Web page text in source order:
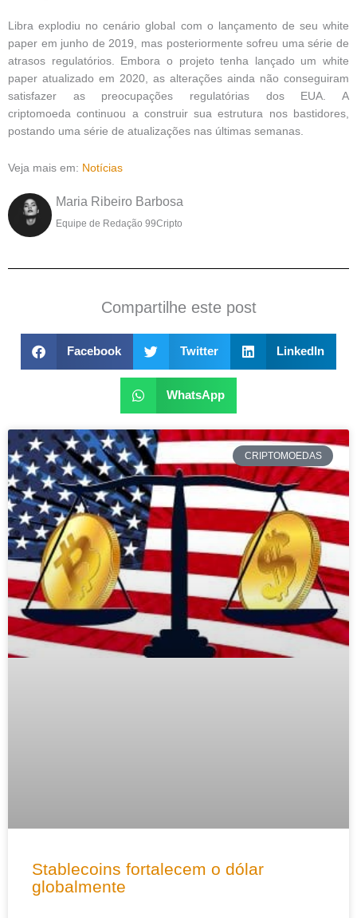
Libra explodiu no cenário global com o lançamento de seu white
paper em junho de 2019, mas posteriormente sofreu uma série de
atrasos regulatórios. Embora o projeto tenha lançado um white
paper atualizado em 2020, as alterações ainda não conseguiram
satisfazer as preocupações regulatórias dos EUA. A
criptomoeda continuou a construir sua estrutura nos bastidores,
postando uma série de atualizações nas últimas semanas.
Veja mais em: Notícias
Maria Ribeiro Barbosa
Equipe de Redação 99Cripto
Compartilhe este post
Facebook Twitter LinkedIn
WhatsApp
CRIPTOMOEDAS
Stablecoins fortalecem o dólar
globalmente